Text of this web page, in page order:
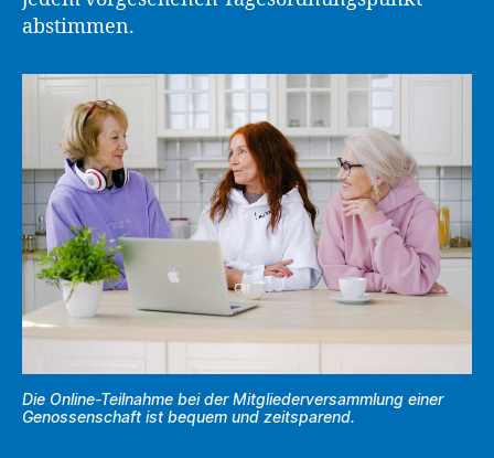
abstimmen.
Die Online-Teilnahme bei der Mitgliederversammlung einer
Genossenschaft ist bequem und zeitsparend.